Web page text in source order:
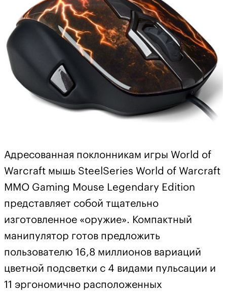
Адресованная поклонникам игры World of
Warcraft мышь SteelSeries World of Warcraft
MMO Gaming Mouse Legendary Edition
представляет собой тщательно
изготовленное «оружие». Компактный
манипулятор готов предложить
пользователю 16,8 миллионов вариаций
цветной подсветки с 4 видами пульсации и
11 эргономично расположенных